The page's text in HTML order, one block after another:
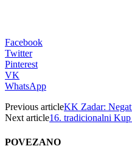
Facebook
Twitter
Pinterest
VK
WhatsApp
Previous articleKK Zadar:
Next article16. tradicionalni
POVEZANO